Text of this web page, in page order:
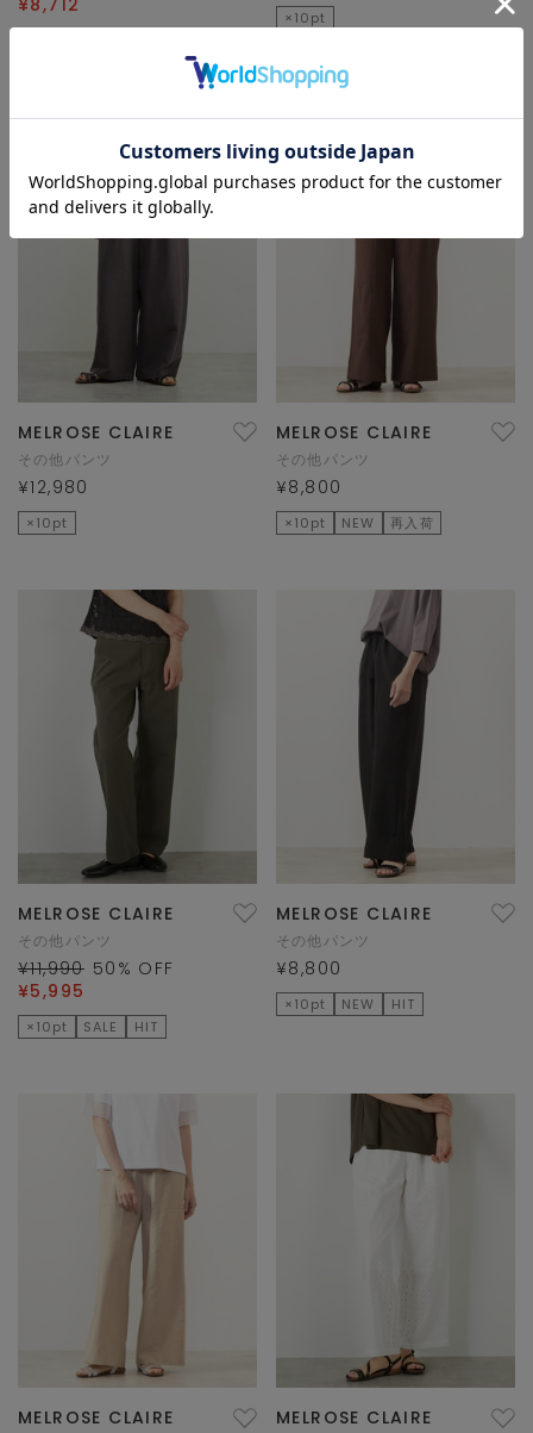
¥8,712
×10pt
MELROSE CLAIRE
その他パンツ
¥12,980
×10pt
MELROSE CLAIRE
その他パンツ
¥8,800
×10pt NEW 再入荷
MELROSE CLAIRE
その他パンツ
¥11,990 50 % OFF
¥5,995
×10pt SALE HIT
MELROSE CLAIRE
その他パンツ
¥8,800
×10pt NEW HIT
MELROSE CLAIRE MELROSE CLAIRE